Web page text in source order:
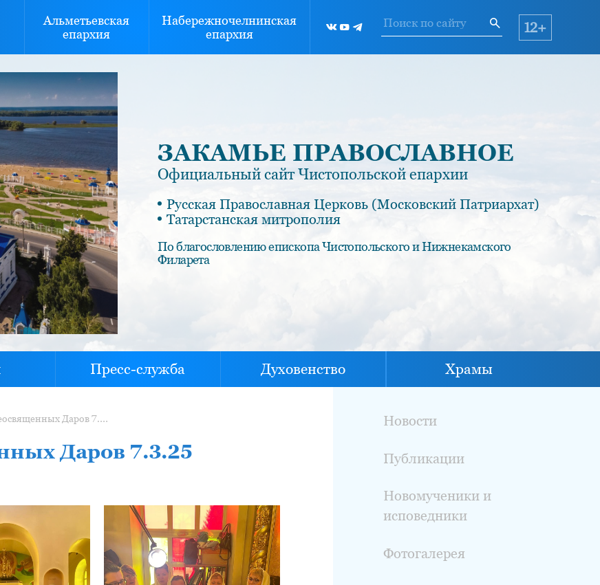
Альметьевская
епархия
Набережночелнинская
епархия
12+
ЗАКАМЬЕ ПРАВОСЛАВНОЕ
Официальный сайт Чистопольской епархии
Русская Православная Церковь (Московский Патриархат)
Татарстанская митрополия
По благословлению епископа Чистопольского и Нижнекамского
Филарета
Пресс-служба Духовенство Храмы
Литургия Преждеосвященных Даров 7.3.25
Даров 7.3.25
Новости
Публикации
Новомученики и
исповедники
Фотогалерея